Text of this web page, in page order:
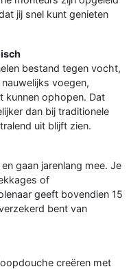
jij snel kunt genieten
bestand tegen vocht,
voegen,
kunnen ophopen. Dat
dan bij traditionele
uit blijft zien.
gaan jarenlang mee. Je
of
geeft bovendien 15
bent van
creëren met